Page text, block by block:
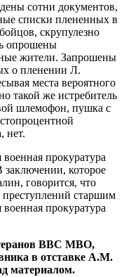
сотни документов,
списки плененных в
скрупулезно
опрошены
жители. Запрошены
о пленении Л.
места вероятного
такой же истребитель
шлемофон, пушка с
нет.
прокуратура
заключении, которое
говорится, что
старшим
прокуратура
ВВС МВО,
в отставке А.М.
материалом.